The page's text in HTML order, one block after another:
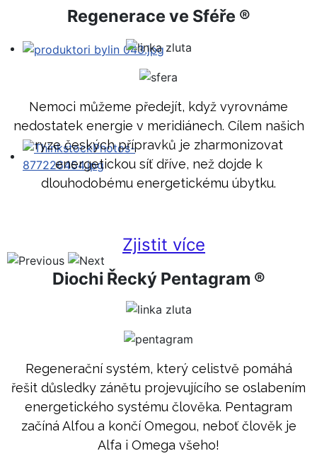
Regenerace ve Sféře ®
Nemoci můžeme předejít, když vyrovnáme
nedostatek energie v meridiánech. Cílem našich
ryze českých přípravků je zharmonizovat
energetickou síť dříve, než dojde k
dlouhodobému energetickému úbytku.
Zjistit více
Diochi Řecký Pentagram ®
Regenerační systém, který celistvě pomáhá
řešit důsledky zánětu projevujícího se oslabením
energetického systému člověka. Pentagram
začíná Alfou a končí Omegou, neboť člověk je
Alfa i Omega všeho!